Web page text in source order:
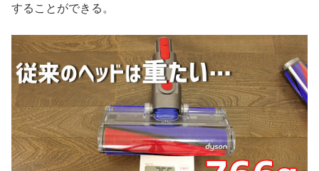
することができる。